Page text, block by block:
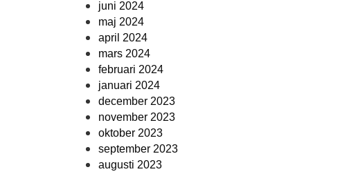
juni 2024
maj 2024
april 2024
mars 2024
februari 2024
januari 2024
december 2023
november 2023
oktober 2023
september 2023
augusti 2023